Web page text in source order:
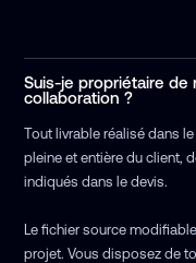
Suis-je propriétaire de
collaboration ?
Tout livrable réalisé dans
pleine et entière du client,
indiqués dans le devis.
Le fichier source
projet. Vous disposez de